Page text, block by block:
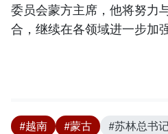
委员会蒙方主席，他将努力
合，继续在各领域进一步加
#越南 #蒙古 #苏林总书